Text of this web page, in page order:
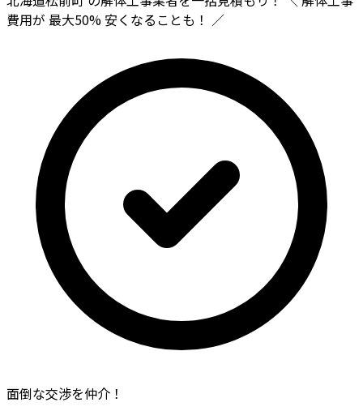
費用が 最大50%安くなることも！ ／
面倒な交渉を仲介！